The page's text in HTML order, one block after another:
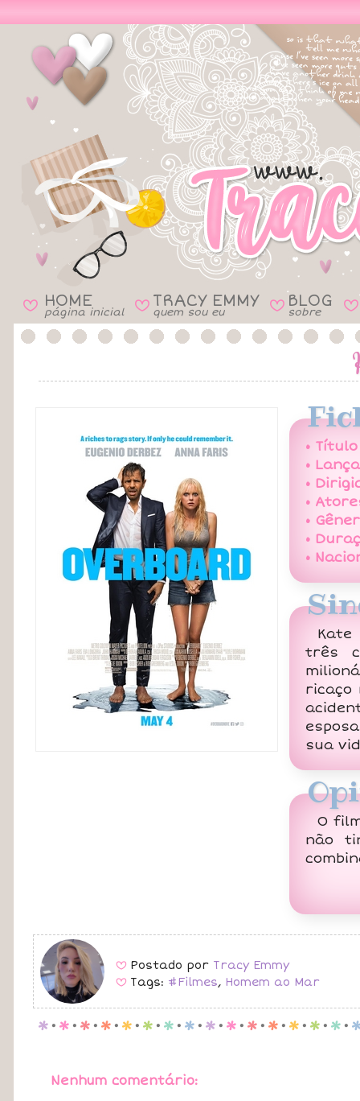
B HOME
página inicial B TRACY EMMY
quem sou eu B BLOG
sobre B
•
•
•
•
•
•
•
Kate
três
ricaço
sua
O
não
B Postado por Tracy Emmy
B Tags: #Filmes, Homem ao Mar
p . p . p . p . p . p . p . p . p . p . p . p . p . p . p .
Nenhum comentário: